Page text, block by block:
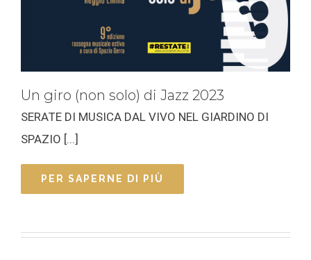
Un giro (non solo) di Jazz 2023
SERATE DI MUSICA DAL VIVO NEL GIARDINO DI
SPAZIO [...]
PER SAPERNE DI PIÙ